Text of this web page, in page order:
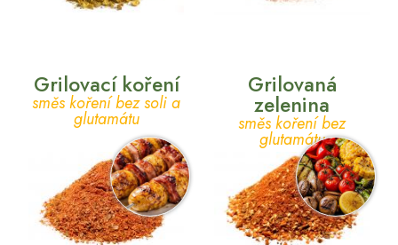
Grilovací koření
směs koření bez soli a
glutamátu
Grilovaná
zelenina
směs koření bez
glutamátu